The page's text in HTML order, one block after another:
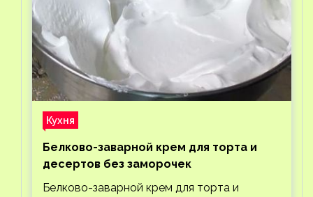
Кухня
Белково-заварной крем для торта и
десертов без заморочек
Белково-заварной крем для торта и